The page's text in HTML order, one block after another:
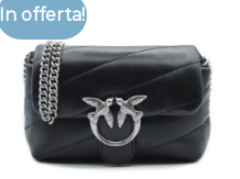
In offerta!